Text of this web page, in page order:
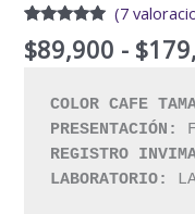
Valorado
con5.00de
5 en base
7
valoraciones
de clientes
(7
$89,900 - $
COLOR CAFE
PRESENTACIÓN:
REGISTRO
LABORATORIO: